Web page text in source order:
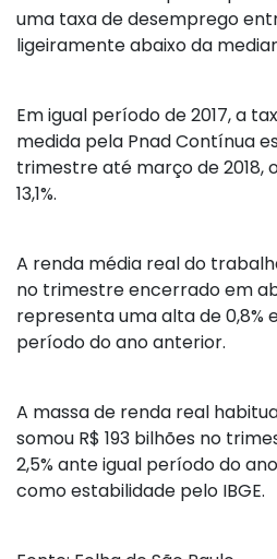
uma taxa de desemprego
ligeiramente abaixo da
Em igual período de 2017, a
medida pela Pnad Contínua
trimestre até março de 2018,
13,1%.
A renda média real do
no trimestre encerrado em
representa uma alta de 0,8%
período do ano anterior.
A massa de renda real
somou R$ 193 bilhões no
2,5% ante igual período do
como estabilidade pelo IBGE.